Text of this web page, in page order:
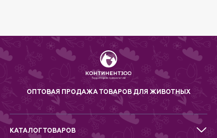
ОПТОВАЯ ПРОДАЖА ТОВАРОВ ДЛЯ ЖИВОТНЫХ
КАТАЛОГ ТОВАРОВ